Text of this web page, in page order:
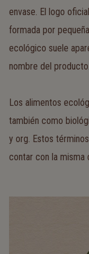
envase. El logo
formada por
ecológico suele
nombre del producto.
Los alimentos
también como
y org. Estos
contar con la misma